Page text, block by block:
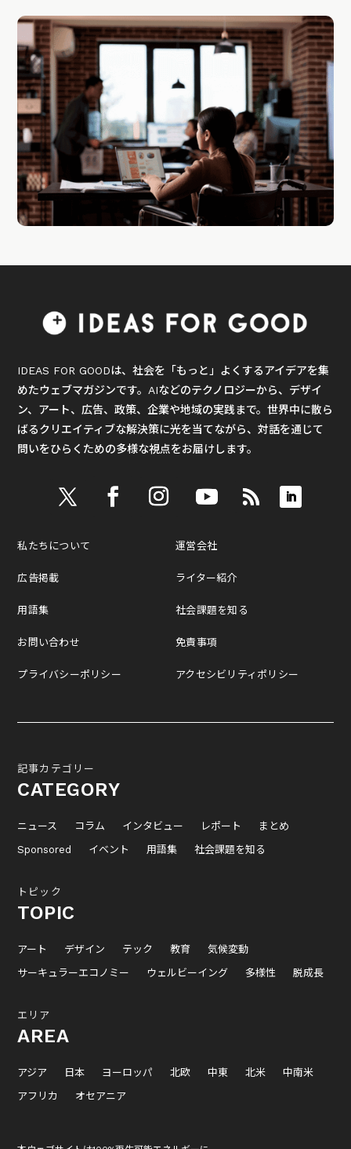
IDEAS FOR GOODは、社会を「もっと」よくするアイデアを集
めたウェブマガジンです。AIなどのテクノロジーから、デザイ
ン、アート、広告、政策、企業や地域の実践まで。世界中に散ら
ばるクリエイティブな解決策に光を当てながら、対話を通じて
問いをひらくための多様な視点をお届けします。
私たちについて
広告掲載
用語集
お問い合わせ
プライバシーポリシー
運営会社
ライター紹介
社会課題を知る
免責事項
アクセシビリティポリシー
記事カテゴリー
CATEGORY
ニュース コラム インタビュー レポート
まとめ
Sponsored
イベント 用語集 社会課題を知る
トピック
TOPIC
アート デザイン テック 教育
気候変動
サーキュラーエコノミー
ウェルビーイング 多様性 脱成長
エリア
AREA
アジア 日本 ヨーロッパ 北欧 中東 北米
中南米
アフリカ
オセアニア